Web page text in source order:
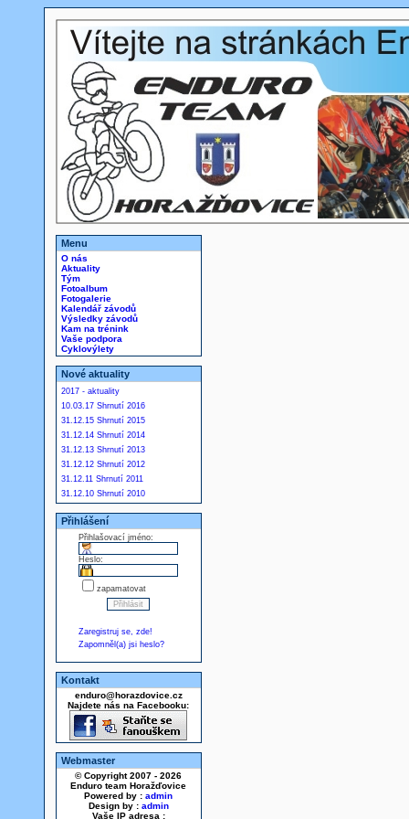
Menu
O nás
Aktuality
Tým
Fotoalbum
Fotogalerie
Kalendář závodů
Výsledky závodů
Kam na trénink
Vaše podpora
Cyklovýlety
Nové aktuality
2017 - aktuality
10.03.17 Shrnutí 2016
31.12.15 Shrnutí 2015
31.12.14 Shrnutí 2014
31.12.13 Shrnutí 2013
31.12.12 Shrnutí 2012
31.12.11 Shrnutí 2011
31.12.10 Shrnutí 2010
Přihlášení
Přihlašovací jméno:
Heslo:
zapamatovat
Zaregistruj se, zde!
Zapomněl(a) jsi heslo?
Kontakt
enduro@horazdovice.cz
Najdete nás na Facebooku:
Webmaster
© Copyright 2007 - 2026
Enduro team Horažďovice
Powered by : admin
Design by : admin
Vaše IP adresa :